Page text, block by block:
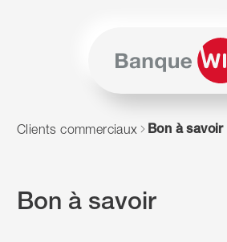
JavaScript est nécessaire pour
Clients commerciaux Bon à savoir
Bon à savoir